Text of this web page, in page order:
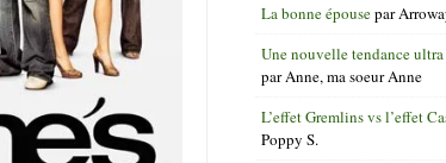
La bonne épousepar
Une nouvelle tendance
parAnne, ma soeur Anne
L’effet Gremlins vs l’effet
Poppy S.